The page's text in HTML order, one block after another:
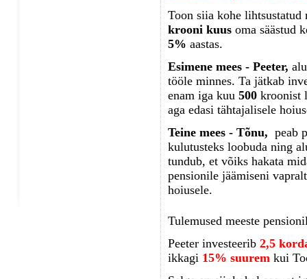
Toon siia kohe lihtsustatud
krooni kuus oma säästud
5% aastas.
Esimene mees - Peeter,
tööle minnes. Ta jätkab
enam iga kuu 500 kroonist
aga edasi tähtajalisele
Teine mees - Tõnu, peab
kulutusteks loobuda ning
tundub, et võiks hakata
pensionile jäämiseni vapralt
hoiusele.
Tulemused meeste
Peeter investeerib 2,5
ikkagi 15% suurem kui